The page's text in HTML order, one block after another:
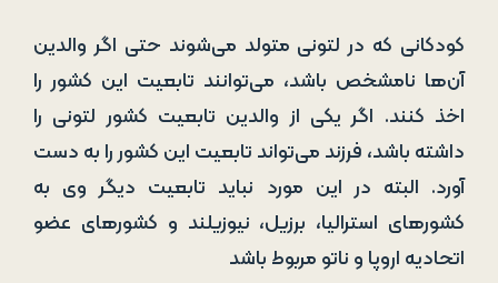
کودکانی که در لتونی متولد می‌شوند حتی اگر والدین
آن‌ها نامشخص باشد، می‌توانند تابعیت این کشور را
اخذ کنند. اگر یکی از والدین تابعیت کشور لتونی را
داشته باشد، فرزند می‌‌تواند تابعیت این کشور را به دست
آورد. البته در این مورد نباید تابعیت دیگر وی به
کشورهای استرالیا، برزیل، نیوزیلند و کشورهای عضو
اتحادیه اروپا و ناتو مربوط باشد